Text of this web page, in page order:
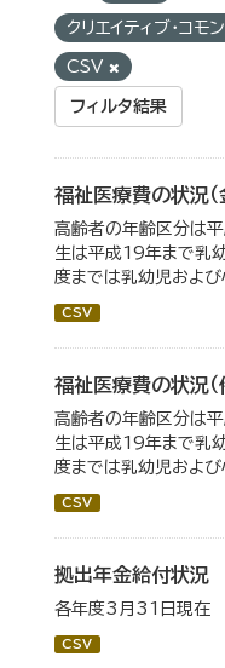
クリエイティブ・コモ
CSV
フィルタ結果
福祉医療費の状況（
高齢者の年齢区分は
生は平成19年まで乳
度までは乳幼児およ
CSV
福祉医療費の状況（
高齢者の年齢区分は
生は平成19年まで乳
度までは乳幼児およ
CSV
拠出年金給付状況
各年度3月31日現在
CSV